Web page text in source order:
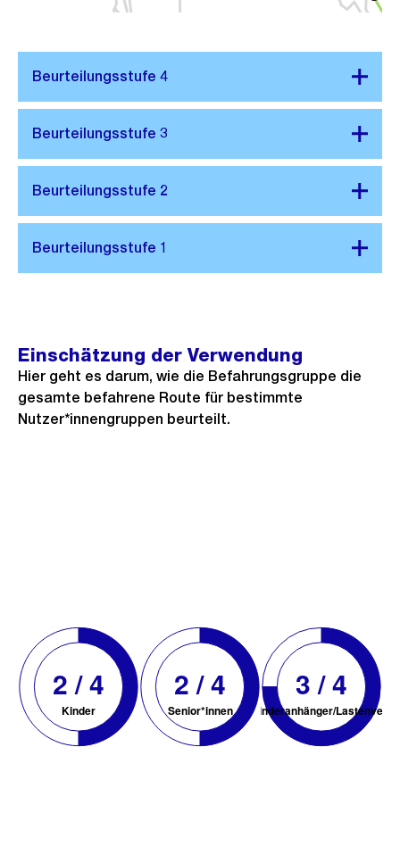
Einschätzung der Verwendung
Hier geht es darum, wie die Befahrungsgruppe die
gesamte befahrene Route für bestimmte
Nutzer*innengruppen beurteilt.